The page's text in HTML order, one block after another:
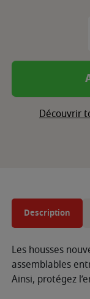
Découvrir
Description
Les housses
assemblables
Ainsi, protégez